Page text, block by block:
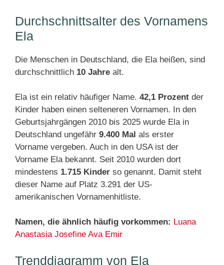
Durchschnittsalter des Vornamens
Ela
Die Menschen in Deutschland, die Ela heißen, sind
durchschnittlich 10 Jahre alt.
Ela ist ein relativ häufiger Name. 42,1 Prozent der
Kinder haben einen selteneren Vornamen. In den
Geburtsjahrgängen 2010 bis 2025 wurde Ela in
Deutschland ungefähr 9.400 Mal als erster
Vorname vergeben. Auch in den USA ist der
Vorname Ela bekannt. Seit 2010 wurden dort
mindestens 1.715 Kinder so genannt. Damit steht
dieser Name auf Platz 3.291 der US-
amerikanischen Vornamenhitliste.
Namen, die ähnlich häufig vorkommen: Luana
Anastasia Josefine Ava Emir
Trenddiagramm von Ela